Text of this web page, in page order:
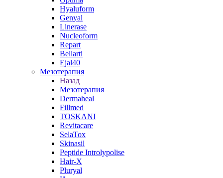
Hyaluform
Genyal
Linerase
Nucleoform
Repart
Bellarti
Ejal40
Мезотерапия
Назад
Мезотерапия
Dermaheal
Fillmed
TOSKANI
Revitacare
SelaTox
Skinasil
Peptide Introlypolise
Hair-X
Pluryal